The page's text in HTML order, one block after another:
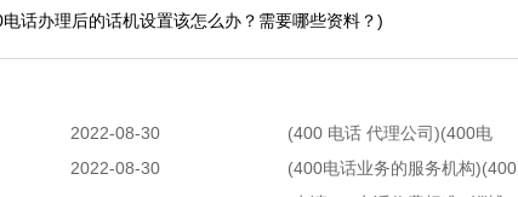
话办理后的话机设置该怎么办？需要哪些资料？)
2022-08-30
(400 电话 代理公司)(400电
2022-08-30
(400电话业务的服务机构)(400